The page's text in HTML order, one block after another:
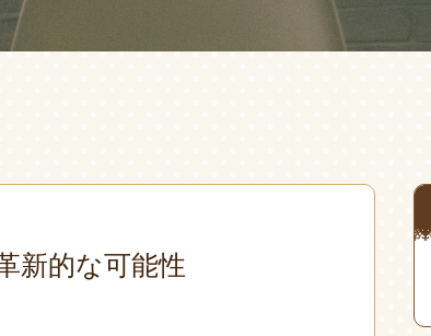
新的な可能性